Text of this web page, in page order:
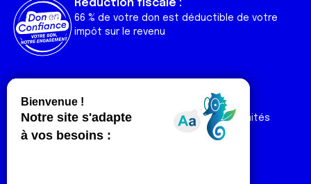
Réduction fiscale :
66 % de votre don est déductible de votre
impôt sur le revenu
Liens utiles
Nos actualités
Nos publications
Contact
Espace Ligue & comités
Espace chercheur